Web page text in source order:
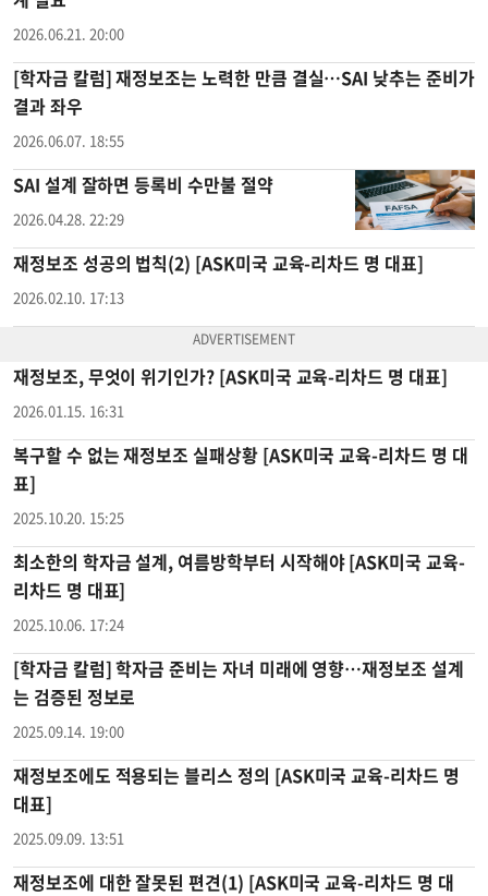
2026.06.21. 20:00
[학자금 칼럼] 재정보조는 노력한 만큼 결실…SAI 낮추는 준비가
결과 좌우
2026.06.07. 18:55
SAI 설계 잘하면 등록비 수만불 절약
2026.04.28. 22:29
재정보조 성공의 법칙(2) [ASK미국 교육-리차드 명 대표]
2026.02.10. 17:13
재정보조, 무엇이 위기인가? [ASK미국 교육-리차드 명 대표]
2026.01.15. 16:31
복구할 수 없는 재정보조 실패상황 [ASK미국 교육-리차드 명 대
표]
2025.10.20. 15:25
최소한의 학자금 설계, 여름방학부터 시작해야 [ASK미국 교육-
리차드 명 대표]
2025.10.06. 17:24
[학자금 칼럼] 학자금 준비는 자녀 미래에 영향…재정보조 설계
는 검증된 정보로
2025.09.14. 19:00
재정보조에도 적용되는 블리스 정의 [ASK미국 교육-리차드 명
대표]
2025.09.09. 13:51
재정보조에 대한 잘못된 편견(1) [ASK미국 교육-리차드 명 대